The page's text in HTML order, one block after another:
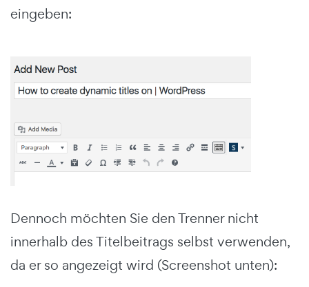
eingeben:
Dennoch möchten Sie den Trenner nicht
innerhalb des Titelbeitrags selbst verwenden,
da er so angezeigt wird (Screenshot unten):